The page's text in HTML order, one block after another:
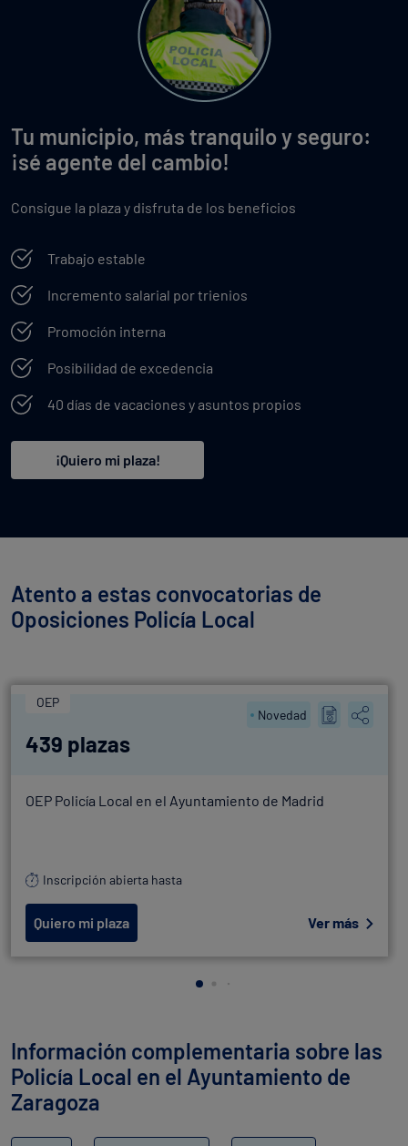
Tu municipio, más tranquilo y seguro:
¡sé agente del cambio!
Consigue la plaza y disfruta de los beneficios
Trabajo estable
Incremento salarial por trienios
Promoción interna
Posibilidad de excedencia
40 días de vacaciones y asuntos propios
¡Quiero mi plaza!
Atento a estas convocatorias de
Oposiciones Policía Local
OEP
Novedad
439 plazas
OEP Policía Local en el Ayuntamiento de Madrid
Inscripción abierta hasta
Quiero mi plaza Ver más
Información complementaria sobre las
Policía Local en el Ayuntamiento de
Zaragoza